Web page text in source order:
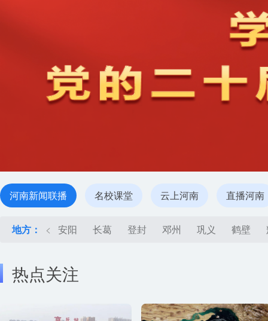
河南新闻联播 名校课堂 云上河南 直播河南
地方： < 安阳 长葛 登封 邓州 巩义 鹤壁
热点关注